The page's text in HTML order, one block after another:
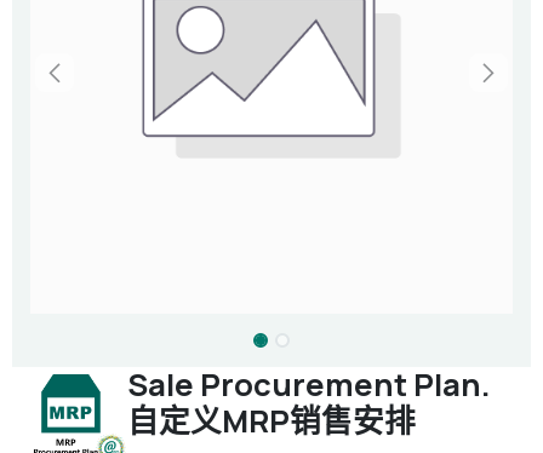
Sale Procurement Plan.
自定义MRP销售安排